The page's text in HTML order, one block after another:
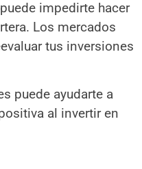
impedirte hacer
Los mercados
tus inversiones
puede ayudarte a
al invertir en